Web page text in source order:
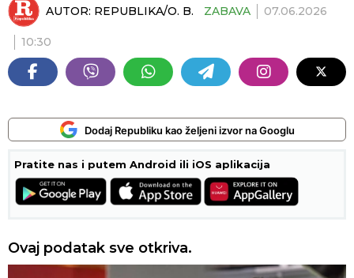
AUTOR: REPUBLIKA/O. B. ZABAVA 07.06.2026
10:30
Dodaj Republiku kao željeni izvor na Googlu
Pratite nas i putem Android ili iOS aplikacija
Ovaj podatak sve otkriva.